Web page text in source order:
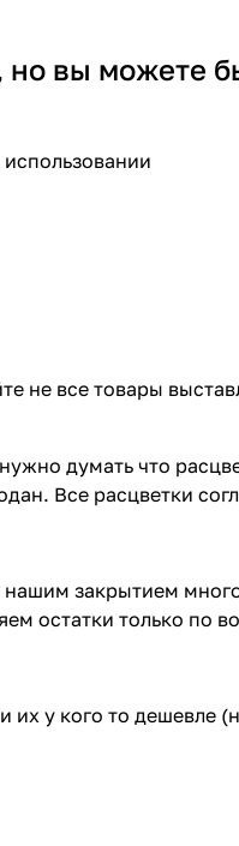
но вы можете
не все товары
думать что
Все расцветки
закрытием
остатки только по
их у кого то